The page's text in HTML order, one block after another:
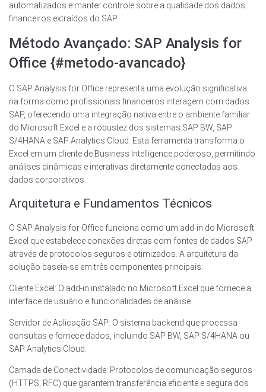
automatizados e manter controle sobre a qualidade dos dados
financeiros extraídos do SAP.
Método Avançado: SAP Analysis for
Office {#metodo-avancado}
O SAP Analysis for Office representa uma evolução significativa
na forma como profissionais financeiros interagem com dados
SAP, oferecendo uma integração nativa entre o ambiente familiar
do Microsoft Excel e a robustez dos sistemas SAP BW, SAP
S/4HANA e SAP Analytics Cloud. Esta ferramenta transforma o
Excel em um cliente de Business Intelligence poderoso, permitindo
análises dinâmicas e interativas diretamente conectadas aos
dados corporativos.
Arquitetura e Fundamentos Técnicos
O SAP Analysis for Office funciona como um add-in do Microsoft
Excel que estabelece conexões diretas com fontes de dados SAP
através de protocolos seguros e otimizados. A arquitetura da
solução baseia-se em três componentes principais:
Cliente Excel: O add-in instalado no Microsoft Excel que fornece a
interface de usuário e funcionalidades de análise.
Servidor de Aplicação SAP: O sistema backend que processa
consultas e fornece dados, incluindo SAP BW, SAP S/4HANA ou
SAP Analytics Cloud.
Camada de Conectividade: Protocolos de comunicação seguros
(HTTPS, RFC) que garantem transferência eficiente e segura dos